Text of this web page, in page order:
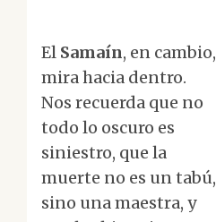
El Samaín, en cambio,
mira hacia dentro.
Nos recuerda que no
todo lo oscuro es
siniestro, que la
muerte no es un tabú,
sino una maestra, y